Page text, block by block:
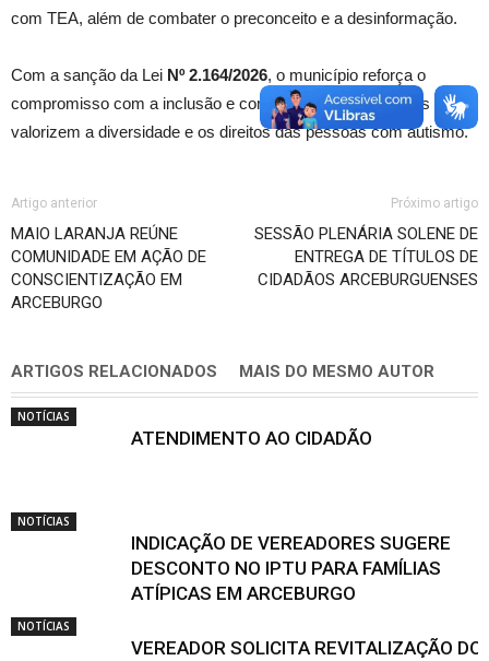
com TEA, além de combater o preconceito e a desinformação.
Com a sanção da Lei Nº 2.164/2026, o município reforça o
compromisso com a inclusão e com a promoção de ações que
valorizem a diversidade e os direitos das pessoas com autismo.
Artigo anterior
MAIO LARANJA REÚNE
COMUNIDADE EM AÇÃO DE
CONSCIENTIZAÇÃO EM
ARCEBURGO
Próximo artigo
SESSÃO PLENÁRIA SOLENE DE
ENTREGA DE TÍTULOS DE
CIDADÃOS ARCEBURGUENSES
ARTIGOS RELACIONADOS MAIS DO MESMO AUTOR
NOTÍCIAS
ATENDIMENTO AO CIDADÃO
NOTÍCIAS
INDICAÇÃO DE VEREADORES SUGERE
DESCONTO NO IPTU PARA FAMÍLIAS
ATÍPICAS EM ARCEBURGO
NOTÍCIAS
VEREADOR SOLICITA REVITALIZAÇÃO